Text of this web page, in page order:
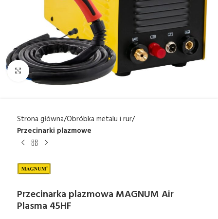
Kliknij aby powiększyć
Strona główna Obróbka metalu i rur
Przecinarki plazmowe
Przecinarka plazmowa MAGNUM Air
Plasma 45HF